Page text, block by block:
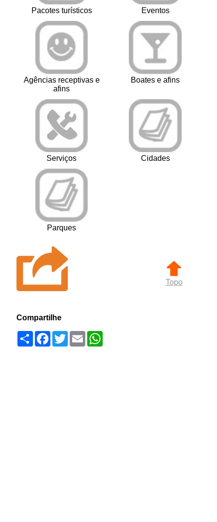
Pacotes turísticos Eventos
Agências receptivas e
afins
Boates e afins
Serviços Cidades
Parques
Topo
Compartilhe
Compartilhar
Facebook
TwitterEmail